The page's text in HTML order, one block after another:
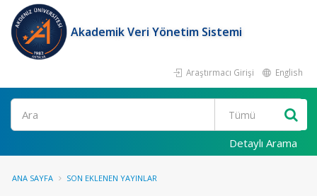
Akademik Veri Yönetim Sistemi
Araştırmacı Girişi English
Ara
Detaylı Arama
ANA SAYFA SON EKLENEN YAYINLAR